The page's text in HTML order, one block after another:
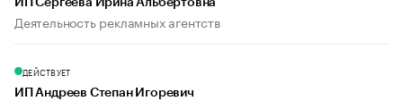
ИП Сергеева Ирина Альбертовна
Деятельность рекламных агентств
ДЕЙСТВУЕТ
ИП Андреев Степан Игоревич